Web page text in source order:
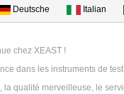
Deutsche Italian
chez XEAST !
dans les instruments de
la qualité merveilleuse, le